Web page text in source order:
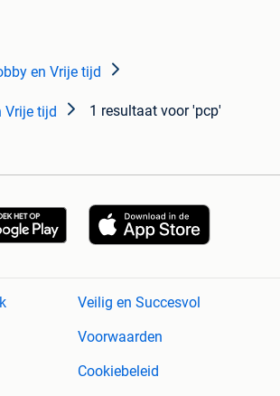
en Vrije tijd
Vrije tijd 1 resultaat voor 'pcp'
Veilig en Succesvol
Voorwaarden
Cookiebeleid